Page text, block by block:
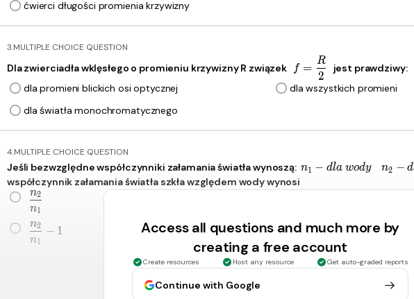
ćwierci długości promienia krzywizny
3.MULTIPLE CHOICE QUESTION
Dla zwierciadła wklęsłego o promieniu krzywizny R związek f=\frac{R}{2}
f =
2
R
jest prawdziwy:
dla promieni blickich osi optycznej
dla wszystkich promieni
dla światła monochromatycznego
4.MULTIPLE CHOICE QUESTION
Jeśli bezwzględne współczynniki załamania światła wynoszą: n_1-dla\ wody
n1 − dla wody n2 − d
współczynnik załamania światła szkła względem wody wynosi
\frac{n_2}{n_1}
n1
n2 n
\frac{n_2}{n_1}-1
n1
n2 − 1
Jeśli bieg promienia świetlnego w pryzmacie który jest trójkątem równobocznym
Access all questions and much more by
creating a free account
Create resources Host any resource Get auto-graded reports
Continue with Google